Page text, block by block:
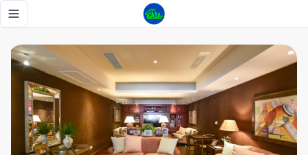
Toggle navigation menu
Gigantesco apartamento en La Esperilla - Tu Casa RD